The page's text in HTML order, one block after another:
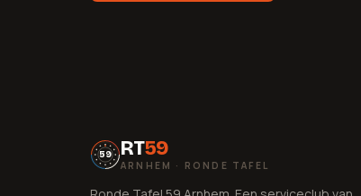
59 RT59
ARNHEM · RONDE TAFEL